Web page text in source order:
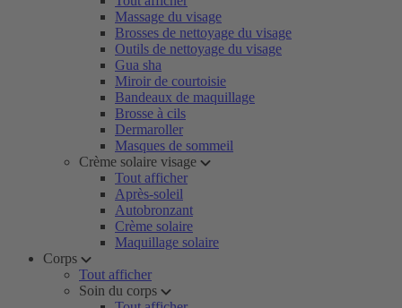
Massage du visage
Brosses de nettoyage du visage
Outils de nettoyage du visage
Gua sha
Miroir de courtoisie
Bandeaux de maquillage
Brosse à cils
Dermaroller
Masques de sommeil
Crème solaire visage
Tout afficher
Après-soleil
Autobronzant
Crème solaire
Maquillage solaire
Corps
Tout afficher
Soin du corps